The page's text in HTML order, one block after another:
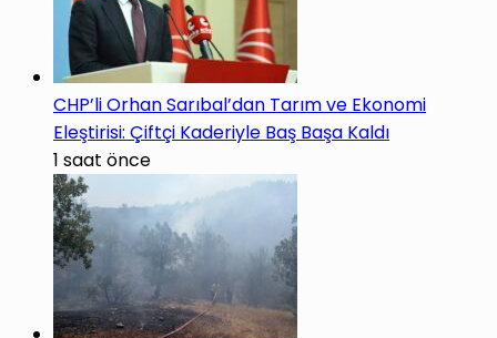
CHP’li Orhan Sarıbal’dan Tarım ve Ekonomi
Eleştirisi: Çiftçi Kaderiyle Baş Başa Kaldı
1 saat önce